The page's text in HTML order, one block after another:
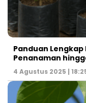
Panduan
Penanaman
4 Agustus 2025 |